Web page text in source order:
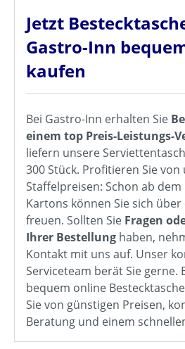
Jetzt
Gastro-Inn
kaufen
Bei Gastro-Inn erhalten Sie
einem top Preis-Leistungs-
liefern unsere
300 Stück. Profitieren Sie von
Staffelpreisen: Schon ab dem
Kartons können Sie sich
freuen. Sollten Sie Fragen
Ihrer Bestellung haben,
Kontakt mit uns auf. Unser
Serviceteam berät Sie gerne.
bequem online
Sie von günstigen Preisen,
Beratung und einem